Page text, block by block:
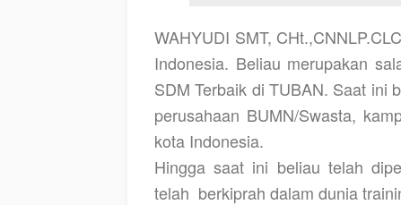
WAHYUDI SMT, CHt.,CNNLP.CLC
Indonesia. Beliau merupakan
SDMTerbaik di TUBAN. Saat ini
perusahaan BUMN/Swasta,
kota Indonesia.
Hingga saat ini beliau telah
telah berkiprah dalam dunia